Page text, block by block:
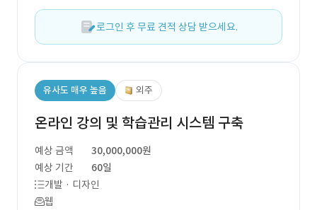
로그인 후 무료 견적 상담 받으세요.
유사도 매우 높음 외주
온라인 강의 및 학습관리 시스템 구축
예상 금액
30,000,000원
예상 기간
60일
개발 · 디자인
웹